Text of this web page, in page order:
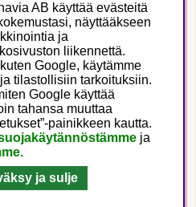
AB käyttää evästeitä
näyttääkseen
ja
liikennettä.
Google, käytämme
tilastollisiin tarkoituksiin.
Google käyttää
tahansa muuttaa
painikkeen kautta.
ja
ja sulje